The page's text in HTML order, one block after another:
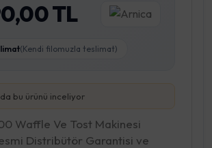
TL
(Kendi filomuzla teslimat)
bu ürünü inceliyor
Waffle Ve Tost Makinesi
Distribütör Garantisi ve